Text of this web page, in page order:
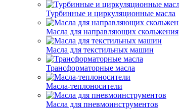
Турбинные и циркуляционные масла
Масла для направляющих скольжения
Масла для текстильных машин
Трансформаторные масла
Масла-теплоносители
Масла для пневмоинструментов